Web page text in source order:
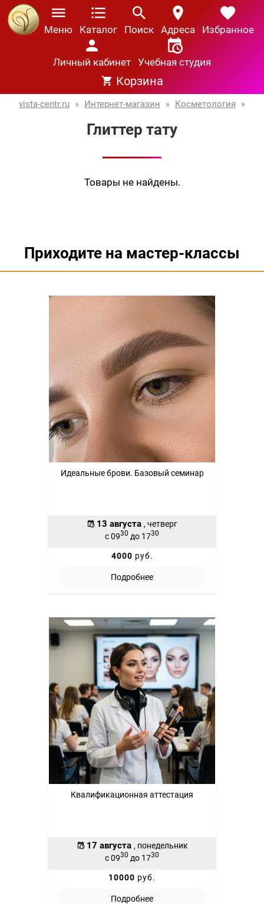
Меню Каталог Поиск Адреса Избранное
Личный кабинет Учебная студия
Корзина
vista-centr.ru » Интернет-магазин » Косметология »
Глиттер тату
Товары не найдены.
Приходите на мастер-классы
Идеальные брови. Базовый семинар
13 августа , четверг
с 0930 до 1730
4000 руб.
Подробнее
Квалификационная аттестация
17 августа , понедельник
с 0930 до 1730
10000 руб.
Подробнее